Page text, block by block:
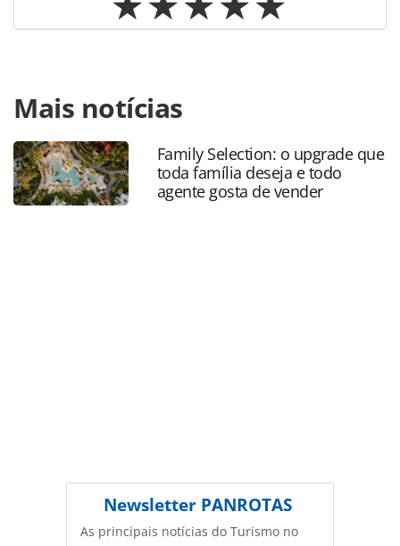
https://www.panrotas.com.br/destinos/pesquisas-e-
estatisticas/2025/01/turistas-estrangeiros-injetam-us-73-
bilhoes-no-brasil-em-2024_213693.html ou as ferramentas
oferecidas na página. Todo o conteúdo produzido pela
PANROTAS Editora é protegido pela legislação brasileira
sobre direito autoral. Não reproduza o conteúdo sem
Mais notícias
Family Selection: o upgrade que
toda família deseja e todo
agente gosta de vender
Newsletter PANROTAS
As principais notícias do Turismo no